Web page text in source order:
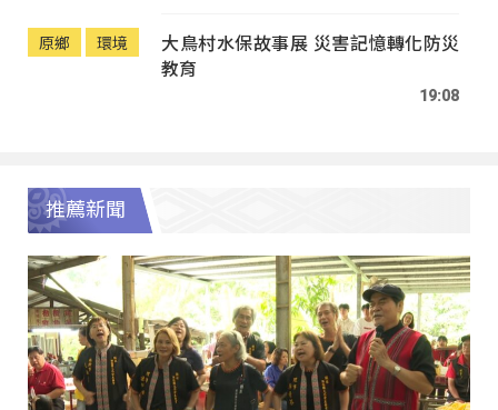
原鄉 環境
大鳥村水保故事展 災害記憶轉化防災
教育
19:08
推薦新聞